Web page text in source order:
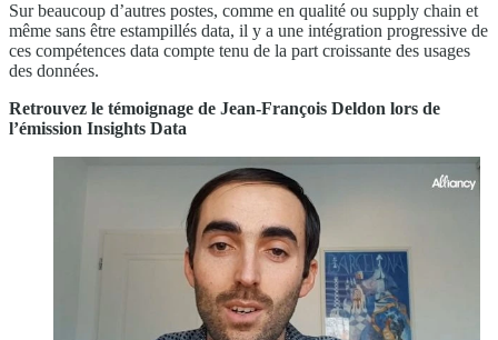
Sur beaucoup d’autres postes, comme en qualité ou supply chain et
même sans être estampillés data, il y a une intégration progressive de
ces compétences data compte tenu de la part croissante des usages
des données.
Retrouvez le témoignage de Jean-François Deldon lors de
l’émission Insights Data